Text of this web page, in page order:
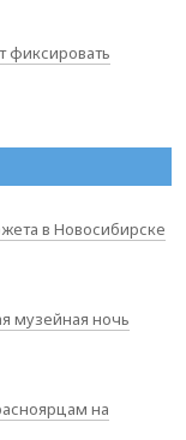
фиксировать
в Новосибирске
музейная ночь
на